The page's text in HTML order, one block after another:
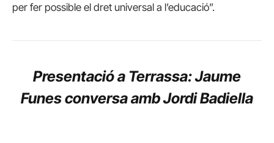
per fer possible el dret universal a l’educació”.
Presentació a Terrassa: Jaume
Funes conversa amb Jordi Badiella